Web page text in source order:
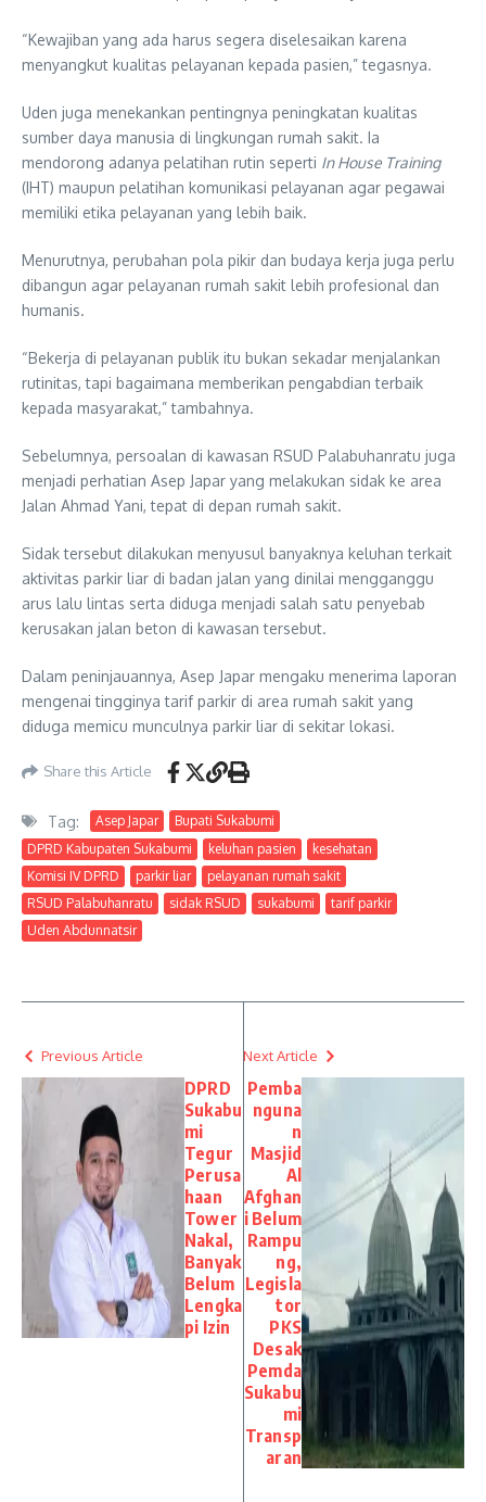
“Kewajiban yang ada harus segera diselesaikan karena
menyangkut kualitas pelayanan kepada pasien,” tegasnya.
Uden juga menekankan pentingnya peningkatan kualitas
sumber daya manusia di lingkungan rumah sakit. Ia
mendorong adanya pelatihan rutin seperti In House Training
(IHT) maupun pelatihan komunikasi pelayanan agar pegawai
memiliki etika pelayanan yang lebih baik.
Menurutnya, perubahan pola pikir dan budaya kerja juga perlu
dibangun agar pelayanan rumah sakit lebih profesional dan
humanis.
“Bekerja di pelayanan publik itu bukan sekadar menjalankan
rutinitas, tapi bagaimana memberikan pengabdian terbaik
kepada masyarakat,” tambahnya.
Sebelumnya, persoalan di kawasan RSUD Palabuhanratu juga
menjadi perhatian Asep Japar yang melakukan sidak ke area
Jalan Ahmad Yani, tepat di depan rumah sakit.
Sidak tersebut dilakukan menyusul banyaknya keluhan terkait
aktivitas parkir liar di badan jalan yang dinilai mengganggu
arus lalu lintas serta diduga menjadi salah satu penyebab
kerusakan jalan beton di kawasan tersebut.
Dalam peninjauannya, Asep Japar mengaku menerima laporan
mengenai tingginya tarif parkir di area rumah sakit yang
diduga memicu munculnya parkir liar di sekitar lokasi.
Share this Article
Tag: Asep Japar
Bupati Sukabumi
DPRD Kabupaten Sukabumi
keluhan pasien
kesehatan
Komisi IV DPRD
parkir liar
pelayanan rumah sakit
RSUD Palabuhanratu
sidak RSUD sukabumi
tarif parkir
Uden Abdunnatsir
Previous Article
DPRD
Sukabu
mi
Tegur
Perusa
haan
Tower
Nakal,
Banyak
Belum
Lengka
pi Izin
Next Article
Pemba
nguna
n
Masjid
Al
Afghan
i Belum
Rampu
ng,
Legisla
tor
PKS
Desak
Pemda
Sukabu
mi
Transp
aran